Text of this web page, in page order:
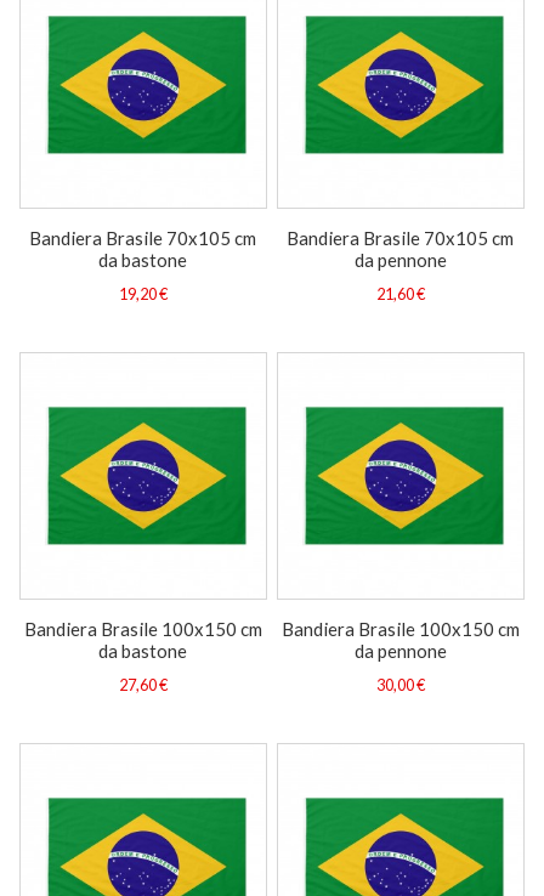
Bandiera Brasile 70x105 cm
da bastone
19,20 €
Bandiera Brasile 70x105 cm
da pennone
21,60 €
Bandiera Brasile 100x150 cm
da bastone
27,60 €
Bandiera Brasile 100x150 cm
da pennone
30,00 €